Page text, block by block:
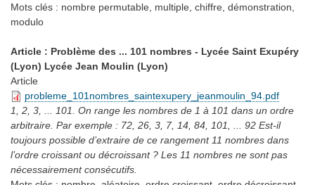
Mots clés : nombre permutable, multiple, chiffre, démonstration,
modulo
Article : Problème des ... 101 nombres - Lycée Saint Exupéry
(Lyon) Lycée Jean Moulin (Lyon)
Article
probleme_101nombres_saintexupery_jeanmoulin_94.pdf
1, 2, 3, ... 101. On range les nombres de 1 à 101 dans un ordre
arbitraire. Par exemple : 72, 26, 3, 7, 14, 84, 101, ... 92 Est-il
toujours possible d’extraire de ce rangement 11 nombres dans
l’ordre croissant ou décroissant ? Les 11 nombres ne sont pas
nécessairement consécutifs.